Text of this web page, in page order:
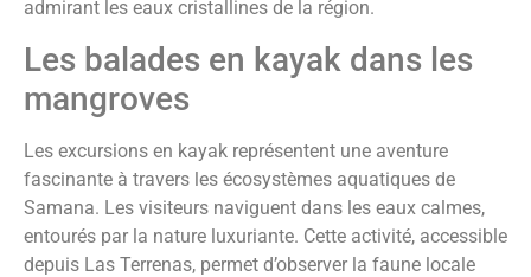
admirant les eaux cristallines de la région.
Les balades en kayak dans les
mangroves
Les excursions en kayak représentent une aventure
fascinante à travers les écosystèmes aquatiques de
Samana. Les visiteurs naviguent dans les eaux calmes,
entourés par la nature luxuriante. Cette activité, accessible
depuis Las Terrenas, permet d’observer la faune locale